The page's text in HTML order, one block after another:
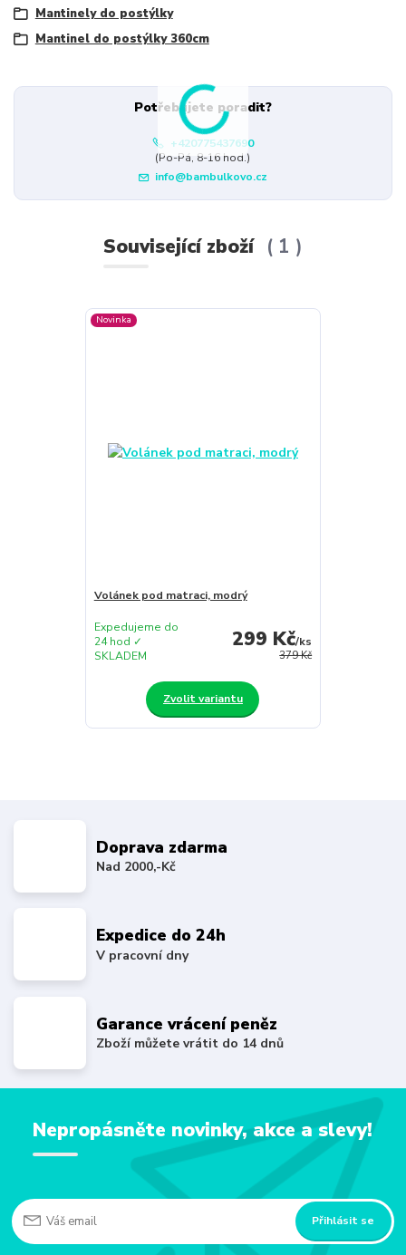
Mantinely do postýlky
Mantinel do postýlky 360cm
Potřebujete poradit?
+420775437690
(Po-Pá, 8-16 hod.)
info@bambulkovo.cz
Související zboží 1
Novinka
Volánek pod matraci, modrý
379 Kč
299 Kč/ks
Expedujeme do
24 hod ✓
SKLADEM
Zvolit variantu
Doprava zdarma
Nad 2000,-Kč
Expedice do 24h
V pracovní dny
Garance vrácení peněz
Zboží můžete vrátit do 14 dnů
Nepropásněte novinky, akce a slevy!
Přihlásit se